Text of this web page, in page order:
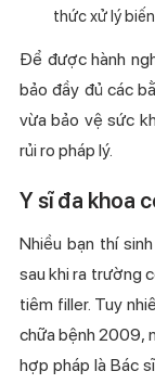
thức xử lý
Để được hành
bảo đầy đủ các
vừa bảo vệ sức
rủi ro pháp lý.
Y sĩ đa khoa
Nhiều bạn thí
sau khi ra trường
tiêm filler. Tuy
chữa bệnh 2009,
hợp pháp là Bác